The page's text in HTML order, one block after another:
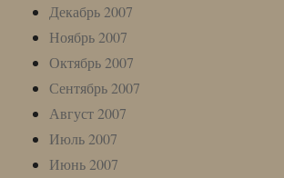
Декабрь 2007
Ноябрь 2007
Октябрь 2007
Сентябрь 2007
Август 2007
Июль 2007
Июнь 2007